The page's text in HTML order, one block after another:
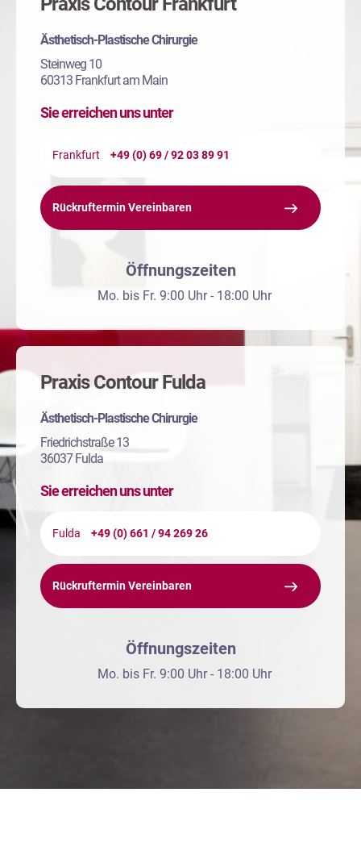
Ästhetisch-Plastische Chirurgie
Steinweg 10
60313 Frankfurt am Main
Sie erreichen uns unter
Frankfurt +49 (0) 69 / 92 03 89 91
Rückruftermin Vereinbaren
Öffnungszeiten
Mo. bis Fr. 9:00 Uhr - 18:00 Uhr
Praxis Contour Fulda
Ästhetisch-Plastische Chirurgie
Friedrichstraße 13
36037 Fulda
Sie erreichen uns unter
Fulda +49 (0) 661 / 94 269 26
Rückruftermin Vereinbaren
Öffnungszeiten
Mo. bis Fr. 9:00 Uhr - 18:00 Uhr